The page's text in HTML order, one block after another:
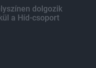
dolgozik
a Híd-csoport